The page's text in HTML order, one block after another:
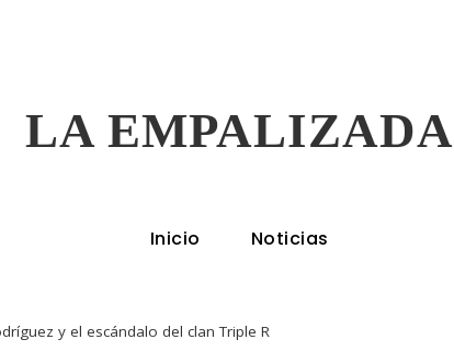
LA EMPALIZADA
Inicio Noticias
y el escándalo del clan Triple R